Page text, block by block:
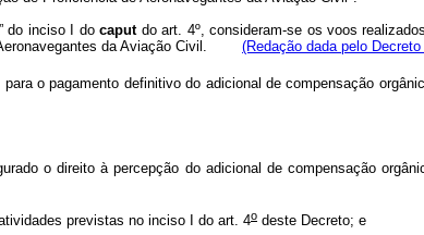
do inciso I docaputdo art. 4º, consideram-se os voos
Aeronavegantes da Aviação Civil. (Redação dada pelo
o pagamento definitivo do adicional de compensação
o direito à percepção do adicional de compensação
previstas no inciso I do art. 4o deste Decreto; e